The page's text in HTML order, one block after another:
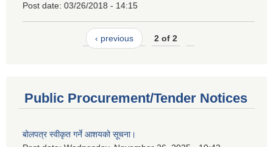
Post date: 03/26/2018 - 14:15
‹ previous 2 of 2
Public Procurement/Tender Notices
बोलपत्र स्वीकृत गर्ने आशयको सूचना।